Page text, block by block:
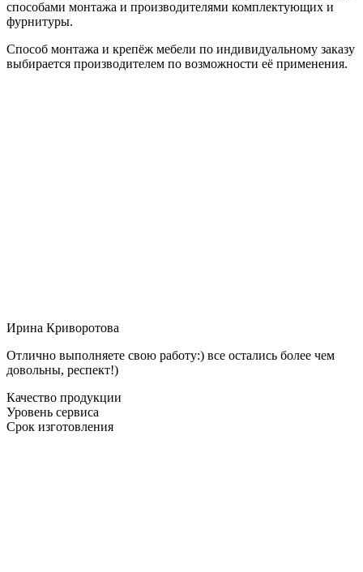
способами монтажа и производителями комплектующих и
фурнитуры.
Способ монтажа и крепёж мебели по индивидуальному заказу
выбирается производителем по возможности её применения.
Ирина Криворотова
Отлично выполняете свою работу:) все остались более чем
довольны, респект!)
Качество продукции
Уровень сервиса
Срок изготовления